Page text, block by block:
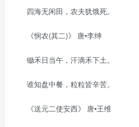
四海无闲田，农夫犹饿死。
《悯农(其二)》 唐•李绅
锄禾日当午，汗滴禾下土。
谁知盘中餐，粒粒皆辛苦。
《送元二使安西》 唐•王维